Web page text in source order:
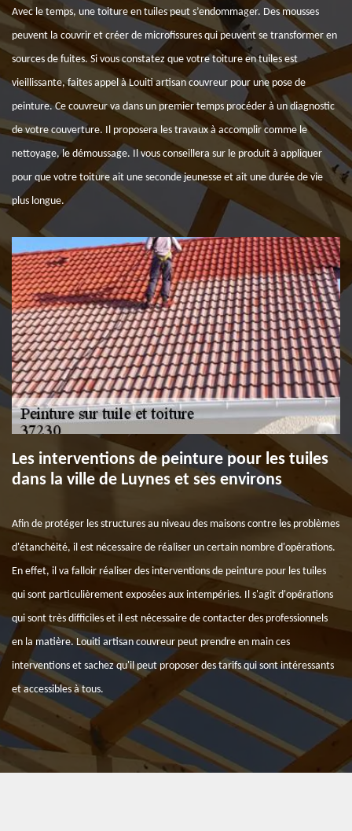
Avec le temps, une toiture en tuiles peut s’endommager. Des mousses
peuvent la couvrir et créer de microfissures qui peuvent se transformer en
sources de fuites. Si vous constatez que votre toiture en tuiles est
vieillissante, faites appel à Louiti artisan couvreur pour une pose de
peinture. Ce couvreur va dans un premier temps procéder à un diagnostic
de votre couverture. Il proposera les travaux à accomplir comme le
nettoyage, le démoussage. Il vous conseillera sur le produit à appliquer
pour que votre toiture ait une seconde jeunesse et ait une durée de vie
plus longue.
Les interventions de peinture pour les tuiles
dans la ville de Luynes et ses environs
Afin de protéger les structures au niveau des maisons contre les problèmes
d'étanchéité, il est nécessaire de réaliser un certain nombre d'opérations.
En effet, il va falloir réaliser des interventions de peinture pour les tuiles
qui sont particulièrement exposées aux intempéries. Il s'agit d'opérations
qui sont très difficiles et il est nécessaire de contacter des professionnels
en la matière. Louiti artisan couvreur peut prendre en main ces
interventions et sachez qu'il peut proposer des tarifs qui sont intéressants
et accessibles à tous.